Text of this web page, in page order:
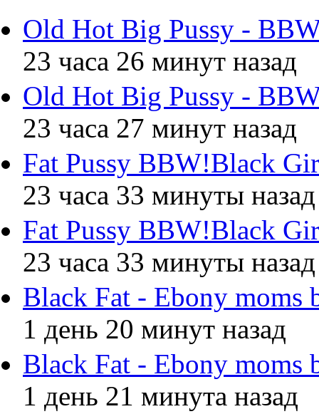
Old Hot Big Pussy -
23 часа 26 минут назад
Old Hot Big Pussy -
23 часа 27 минут назад
Fat Pussy BBW!Black
23 часа 33 минуты назад
Fat Pussy BBW!Black
23 часа 33 минуты назад
Black Fat - Ebony moms
1 день 20 минут назад
Black Fat - Ebony moms
1 день 21 минута назад